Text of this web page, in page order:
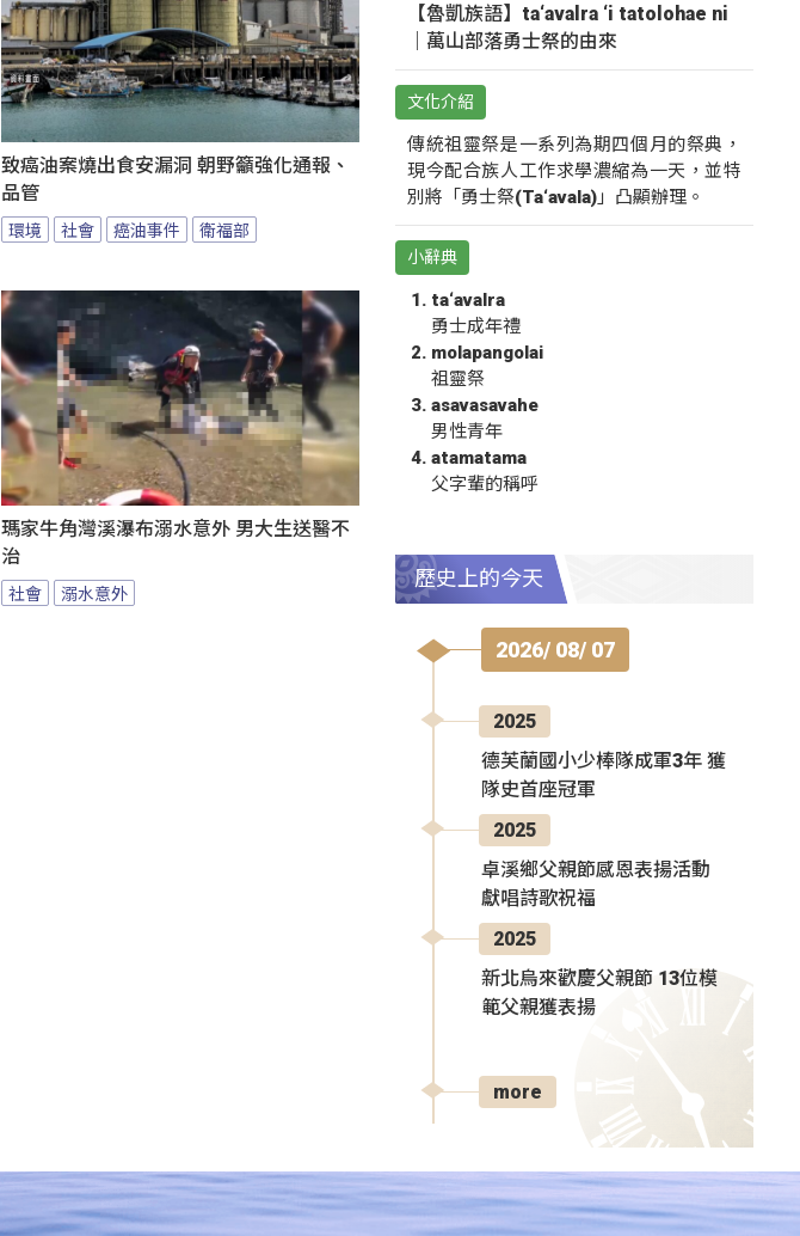
致癌油案燒出食安漏洞 朝野籲強化通報、
品管
環境 社會 癌油事件 衛福部
瑪家牛角灣溪瀑布溺水意外 男大生送醫不
治
社會 溺水意外
【魯凱族語】ta‘avalra ‘i tatolohae ni
｜萬山部落勇士祭的由來
文化介紹
傳統祖靈祭是一系列為期四個月的祭典，
現今配合族人工作求學濃縮為一天，並特
別將「勇士祭(Ta‘avala)」凸顯辦理。
小辭典
ta‘avalra
勇士成年禮
molapangolai
祖靈祭
asavasavahe
男性青年
atamatama
父字輩的稱呼
歷史上的今天
2026/ 08/ 07
2025
德芙蘭國小少棒隊成軍3年 獲
隊史首座冠軍
2025
卓溪鄉父親節感恩表揚活動
獻唱詩歌祝福
2025
新北烏來歡慶父親節 13位模
範父親獲表揚
more